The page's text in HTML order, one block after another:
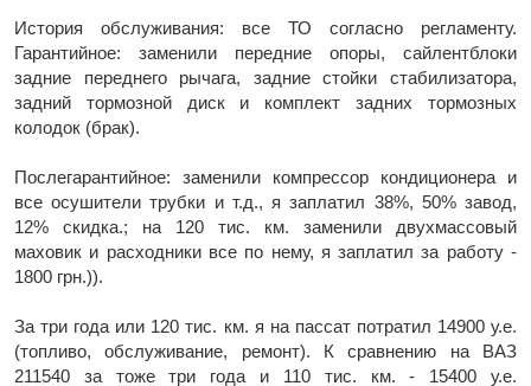
История обслуживания: все ТО согласно регламенту.
Гарантийное: заменили передние опоры, сайлентблоки
задние переднего рычага, задние стойки стабилизатора,
задний тормозной диск и комплект задних тормозных
колодок (брак).
Послегарантийное: заменили компрессор кондиционера и
все осушители трубки и т.д., я заплатил 38%, 50% завод,
12% скидка.; на 120 тис. км. заменили двухмассовый
маховик и расходники все по нему, я заплатил за работу -
1800 грн.)).
За три года или 120 тис. км. я на пассат потратил 14900 у.е.
(топливо, обслуживание, ремонт). К сравнению на ВАЗ
211540 за тоже три года и 110 тис. км. - 15400 у.е.